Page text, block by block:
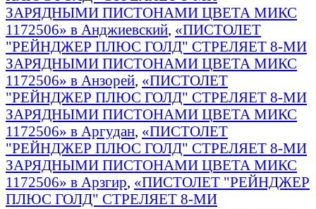
ЗАРЯДНЫМИ ПИСТОНАМИ ЦВЕТА МИКС
1172506» в Анджиевский, «ПИСТОЛЕТ
"РЕЙНДЖЕР ПЛЮС ГОЛД" СТРЕЛЯЕТ 8-МИ
ЗАРЯДНЫМИ ПИСТОНАМИ ЦВЕТА МИКС
1172506» в Анзорей, «ПИСТОЛЕТ
"РЕЙНДЖЕР ПЛЮС ГОЛД" СТРЕЛЯЕТ 8-МИ
ЗАРЯДНЫМИ ПИСТОНАМИ ЦВЕТА МИКС
1172506» в Аргудан, «ПИСТОЛЕТ
"РЕЙНДЖЕР ПЛЮС ГОЛД" СТРЕЛЯЕТ 8-МИ
ЗАРЯДНЫМИ ПИСТОНАМИ ЦВЕТА МИКС
1172506» в Арзгир, «ПИСТОЛЕТ "РЕЙНДЖЕР
ПЛЮС ГОЛД" СТРЕЛЯЕТ 8-МИ